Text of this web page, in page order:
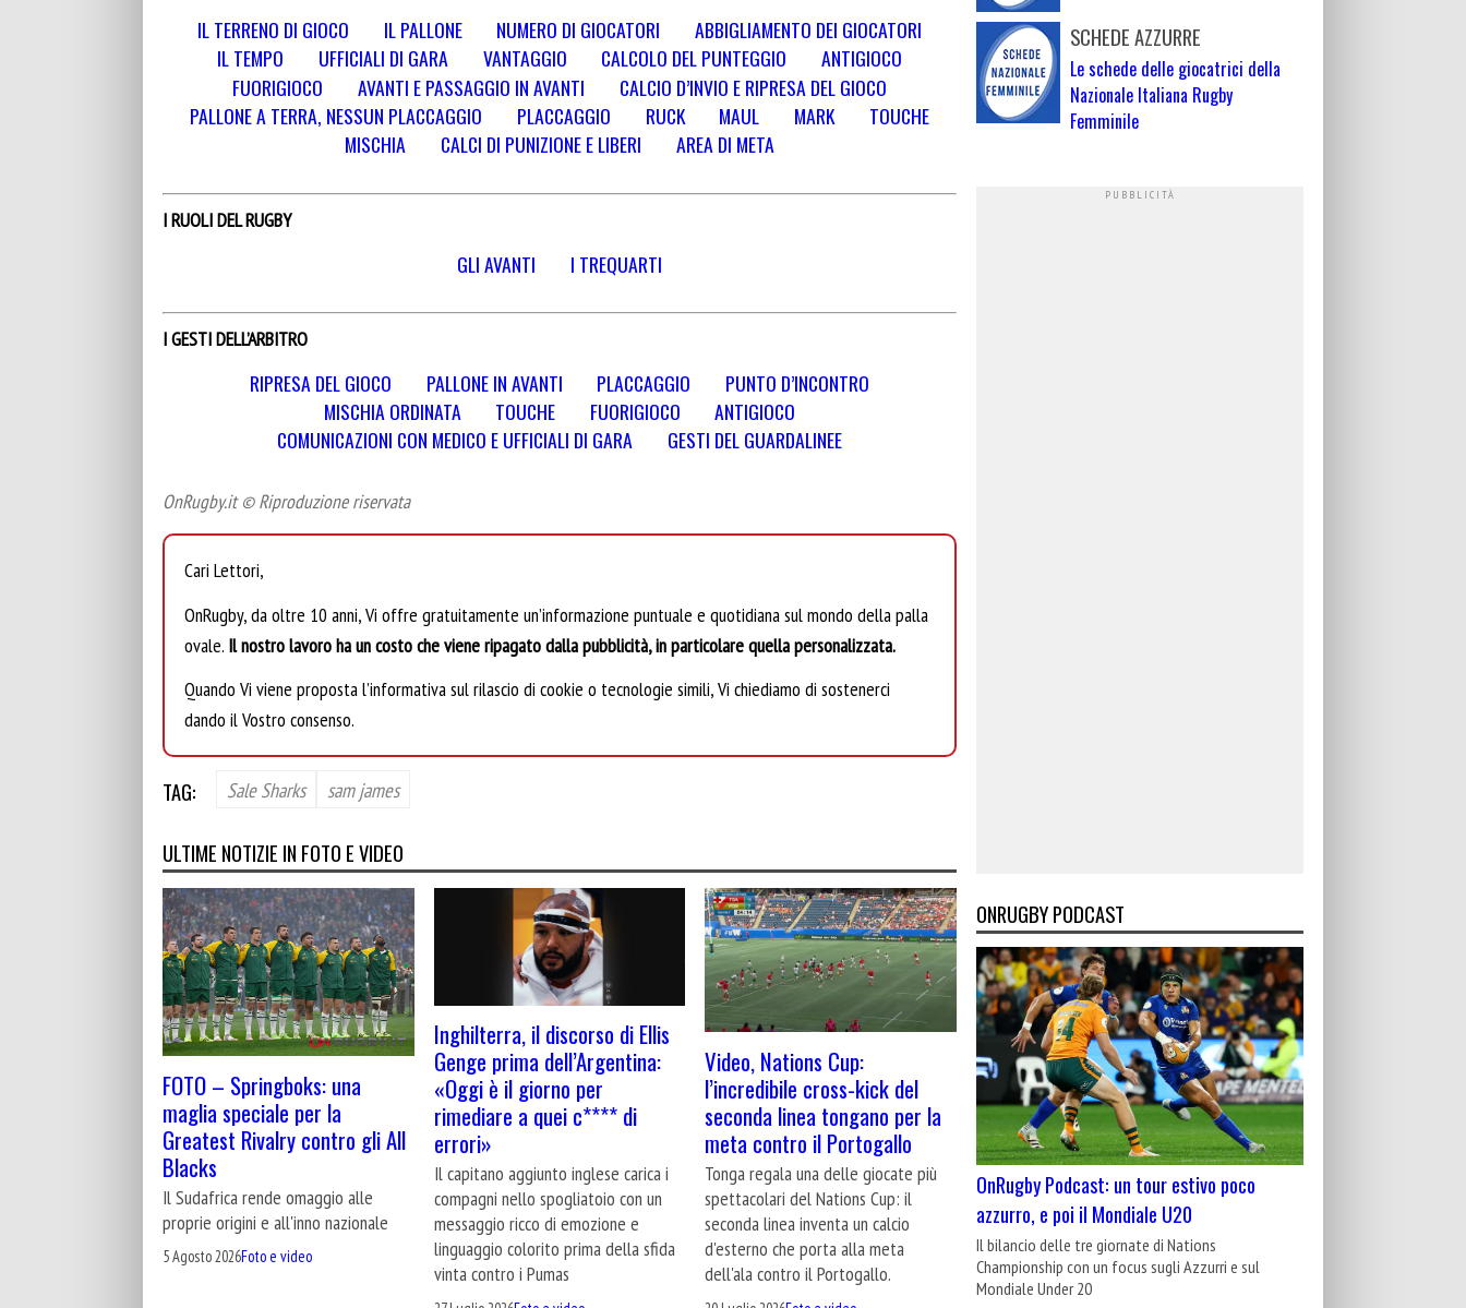
IL TERRENO DI GIOCO IL PALLONE NUMERO DI GIOCATORI
ABBIGLIAMENTO DEI GIOCATORI
IL TEMPO
UFFICIALI DI GARA VANTAGGIO CALCOLO DEL PUNTEGGIO
ANTIGIOCO
FUORIGIOCO
AVANTI E PASSAGGIO IN AVANTI
CALCIO D’INVIO E RIPRESA DEL GIOCO
PALLONE A TERRA, NESSUN PLACCAGGIO
PLACCAGGIO RUCK MAUL MARK
TOUCHE
MISCHIA
CALCI DI PUNIZIONE E LIBERI AREA DI META
I RUOLI DEL RUGBY
GLI AVANTI I TREQUARTI
I GESTI DELL’ARBITRO
RIPRESA DEL GIOCO PALLONE IN AVANTI PLACCAGGIO
PUNTO D’INCONTRO
MISCHIA ORDINATA
TOUCHE FUORIGIOCO
ANTIGIOCO
COMUNICAZIONI CON MEDICO E UFFICIALI DI GARA
GESTI DEL GUARDALINEE
OnRugby.it © Riproduzione riservata
Cari Lettori,
OnRugby, da oltre 10 anni, Vi offre gratuitamente un’informazione puntuale e quotidiana sul mondo della palla
ovale. Il nostro lavoro ha un costo che viene ripagato dalla pubblicità, in particolare quella personalizzata.
Quando Vi viene proposta l’informativa sul rilascio di cookie o tecnologie simili, Vi chiediamo di sostenerci
dando il Vostro consenso.
TAG: Sale Sharks sam james
ULTIME NOTIZIE IN FOTO E VIDEO
FOTO – Springboks: una
maglia speciale per la
Greatest Rivalry contro gli All
Blacks
Il Sudafrica rende omaggio alle
proprie origini e all'inno nazionale
5 Agosto 2026Foto e video
Inghilterra, il discorso di Ellis
Genge prima dell’Argentina:
«Oggi è il giorno per
rimediare a quei c**** di
errori»
Il capitano aggiunto inglese carica i
compagni nello spogliatoio con un
messaggio ricco di emozione e
linguaggio colorito prima della sfida
vinta contro i Pumas
Video, Nations Cup:
l’incredibile cross-kick del
seconda linea tongano per la
meta contro il Portogallo
Tonga regala una delle giocate più
spettacolari del Nations Cup: il
seconda linea inventa un calcio
d'esterno che porta alla meta
dell'ala contro il Portogallo.
SCHEDE AZZURRE
Le schede delle giocatrici della
Nazionale Italiana Rugby
Femminile
ONRUGBY PODCAST
OnRugby Podcast: un tour estivo poco
azzurro, e poi il Mondiale U20
Il bilancio delle tre giornate di Nations
Championship con un focus sugli Azzurri e sul
Mondiale Under 20